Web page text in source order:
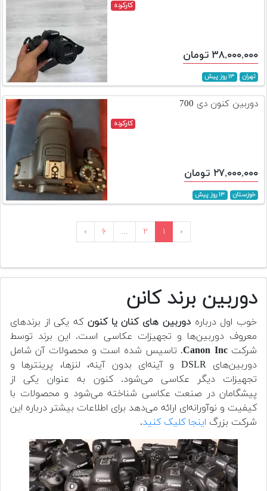
کارکرده
۳۸,۰۰۰,۰۰۰ تومان
تهران ۱۳ روز پیش
دوربین کنون دی 700
کارکرده
۲۷,۰۰۰,۰۰۰ تومان
خوزستان ۱۳ روز پیش
‹ ۱ ۲ ... ۶ ›
دوربین برند کانن
خوب اول دربارهدوربین های کنان یا کنون که یکی از برندهای
معروف دوربین‌ها و تجهیزات عکاسی است. این برند توسط
شرکتCanon Inc. تاسیس شده است و محصولات آن شامل
دوربین‌های DSLR و آینه‌ای بدون آینه، لنزها، پرینترها و
تجهیزات دیگر عکاسی می‌شود. کنون به عنوان یکی از
پیشگامان در صنعت عکاسی شناخته می‌شود و محصولات با
کیفیت و نوآورانه‌ای ارائه می‌دهد برای اطلاعات بیشتر درباره این
شرکت بزرگ اینجا کلیک کنید.